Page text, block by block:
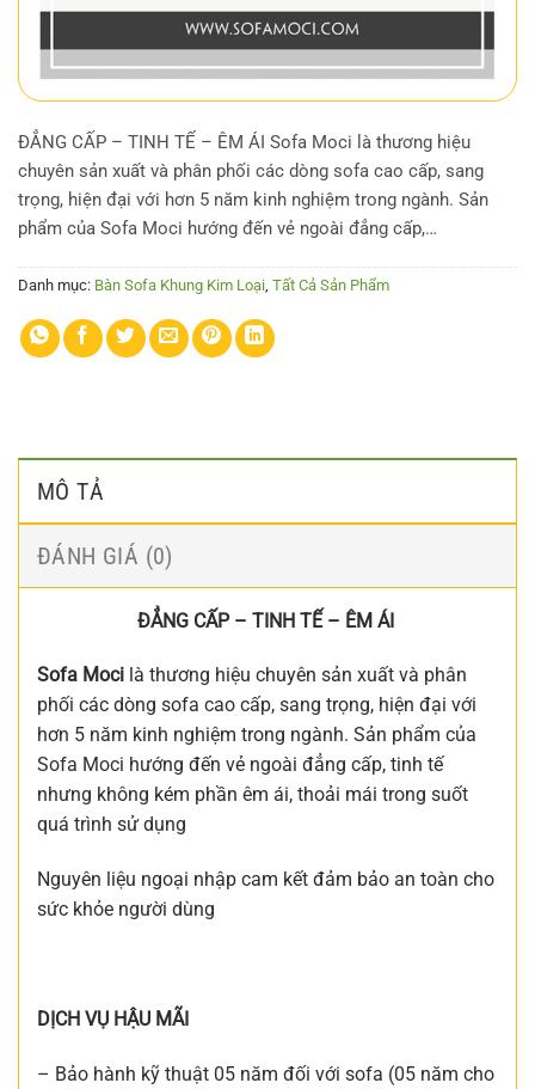
ĐẲNG CẤP – TINH TẾ – ÊM ÁI Sofa Moci là thương hiệu
chuyên sản xuất và phân phối các dòng sofa cao cấp, sang
trọng, hiện đại với hơn 5 năm kinh nghiệm trong ngành. Sản
phẩm của Sofa Moci hướng đến vẻ ngoài đẳng cấp,…
Danh mục: Bàn Sofa Khung Kim Loại Tất Cả Sản Phẩm
MÔ TẢ
ĐÁNH GIÁ (0)
ĐẲNG CẤP – TINH TẾ – ÊM ÁI
Sofa Moci là thương hiệu chuyên sản xuất và phân
phối các dòng sofa cao cấp, sang trọng, hiện đại với
hơn 5 năm kinh nghiệm trong ngành. Sản phẩm của
Sofa Moci hướng đến vẻ ngoài đẳng cấp, tinh tế
nhưng không kém phần êm ái, thoải mái trong suốt
quá trình sử dụng
Nguyên liệu ngoại nhập cam kết đảm bảo an toàn cho
sức khỏe người dùng
DỊCH VỤ HẬU MÃI
– Bảo hành kỹ thuật 05 năm đối với sofa (05 năm cho